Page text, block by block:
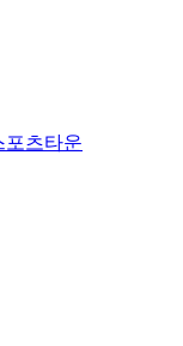
포츠타운